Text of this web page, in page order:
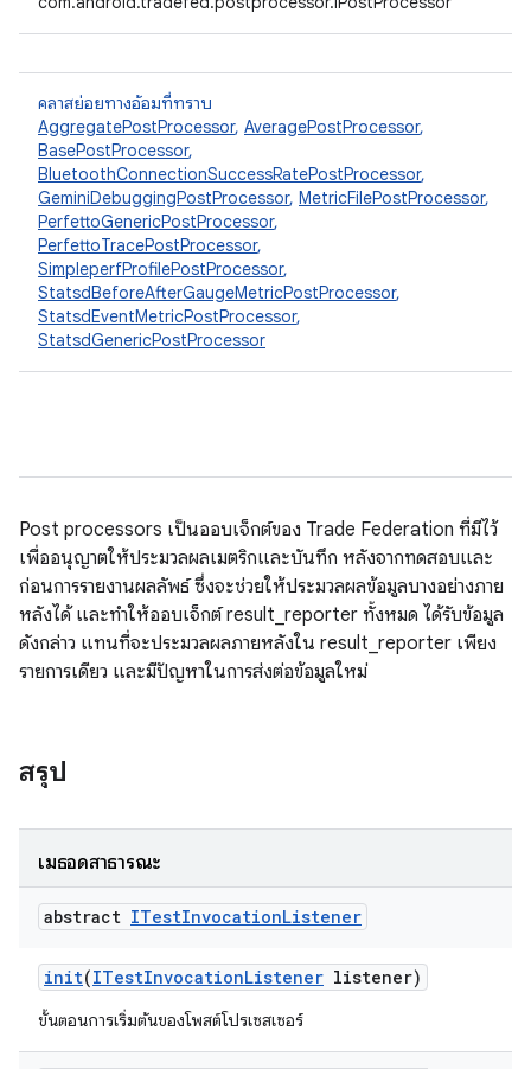
คลาสย่อยทางอ้อมที่ทราบ
AggregatePostProcessor, AveragePostProcessor,
BasePostProcessor,
BluetoothConnectionSuccessRatePostProcessor,
GeminiDebuggingPostProcessor, MetricFilePostProcessor,
PerfettoGenericPostProcessor,
PerfettoTracePostProcessor,
SimpleperfProfilePostProcessor,
StatsdBeforeAfterGaugeMetricPostProcessor,
StatsdEventMetricPostProcessor,
StatsdGenericPostProcessor
Post processors เป็นออบเจ็กต์ของ Trade Federation ที่มีไว้
เพื่ออนุญาตให้ประมวลผลเมตริกและบันทึก หลังจากทดสอบและ
ก่อนการรายงานผลลัพธ์ ซึ่งจะช่วยให้ประมวลผลข้อมูลบางอย่างภาย
หลังได้ และทำให้ออบเจ็กต์ result_reporter ทั้งหมด ได้รับข้อมูล
ดังกล่าว แทนที่จะประมวลผลภายหลังใน result_reporter เพียง
รายการเดียว และมีปัญหาในการส่งต่อข้อมูลใหม่
สรุป
เมธอดสาธารณะ
abstract ITestInvocationListener
init(ITestInvocationListener listener)
ขั้นตอนการเริ่มต้นของโพสต์โปรเซสเซอร์